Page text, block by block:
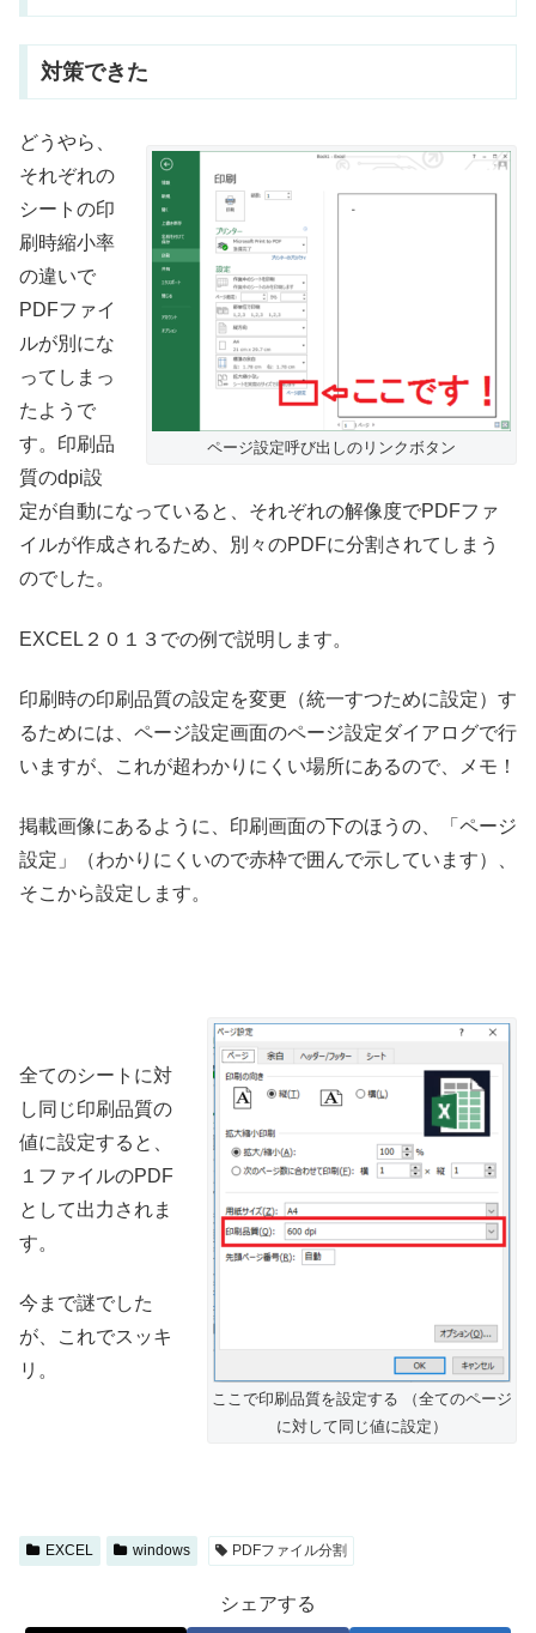
対策できた
ページ設定呼び出しのリンクボタン
どうやら、
それぞれの
シートの印
刷時縮小率
の違いで
PDFファイ
ルが別にな
ってしまっ
たようで
す。印刷品
質のdpi設
定が自動になっていると、それぞれの解像度でPDFファ
イルが作成されるため、別々のPDFに分割されてしまう
のでした。
EXCEL２０１３での例で説明します。
印刷時の印刷品質の設定を変更（統一すつために設定）す
るためには、ページ設定画面のページ設定ダイアログで行
いますが、これが超わかりにくい場所にあるので、メモ！
掲載画像にあるように、印刷画面の下のほうの、「ページ
設定」（わかりにくいので赤枠で囲んで示しています）、
そこから設定します。
ここで印刷品質を設定する （全てのページ
に対して同じ値に設定）
全てのシートに対
し同じ印刷品質の
値に設定すると、
１ファイルのPDF
として出力されま
す。
今まで謎でした
が、これでスッキ
リ。
EXCEL windows PDFファイル分割
シェアする